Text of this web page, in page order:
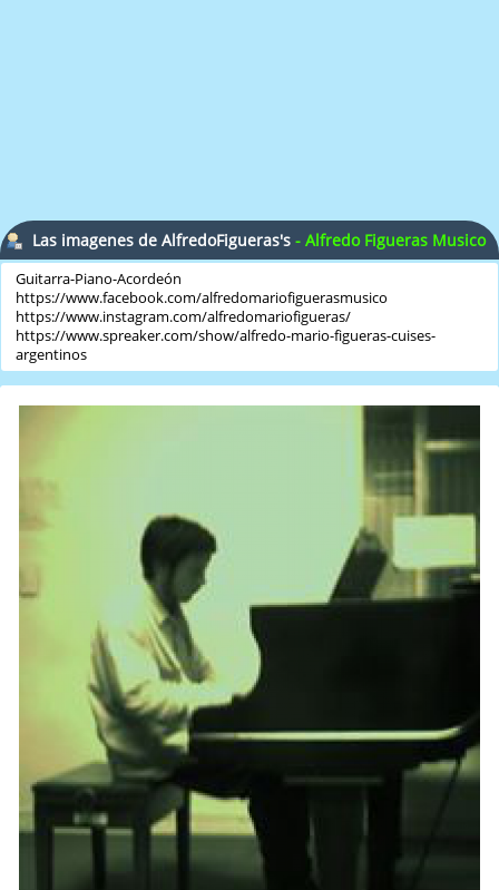
Las imagenes de AlfredoFigueras's- Alfredo Figueras Musico
Guitarra-Piano-Acordeón
https://www.facebook.com/alfredomariofiguerasmusico
https://www.instagram.com/alfredomariofigueras/
https://www.spreaker.com/show/alfredo-mario-figueras-cuises-
argentinos